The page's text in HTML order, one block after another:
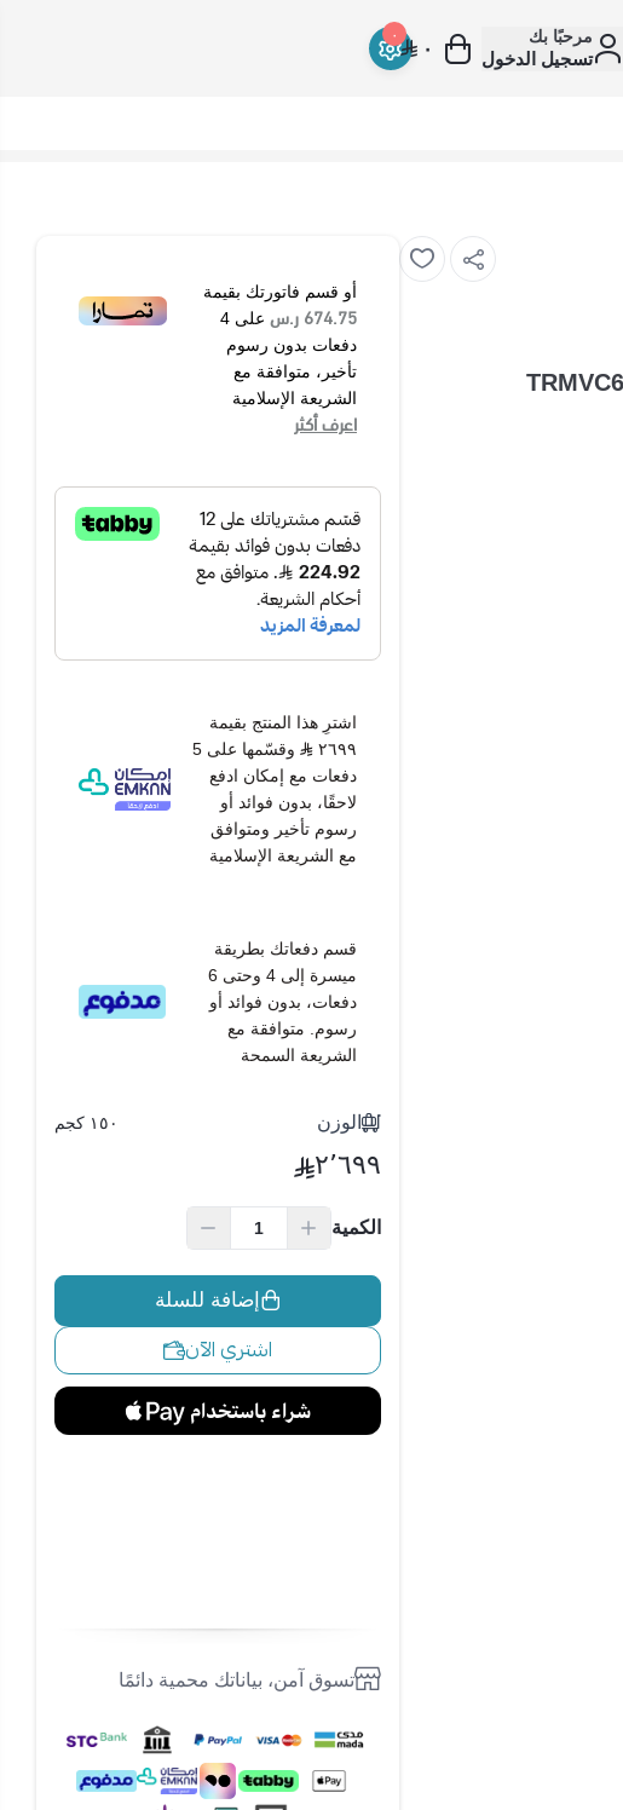
مرحبًا بك
تسجيل الدخول
٠
٠
أو قسم فاتورتك بقيمة
674.75 ر.س على 4
دفعات بدون رسوم
تأخير، متوافقة مع
الشريعة الإسلامية
اعرف أكثر
اشترِ هذا المنتج بقيمة
٢٦٩٩
وقسّمها على 5
دفعات مع إمكان ادفع
لاحقًا، بدون فوائد أو
رسوم تأخير ومتوافق
مع الشريعة الإسلامية
قسم دفعاتك بطريقة
ميسرة إلى 4 وحتى 6
دفعات، بدون فوائد أو
رسوم. متوافقة مع
الشريعة السمحة
الوزن ١٥٠ كجم
٢٬٦٩٩
الكمية
إضافة للسلة
اشتري الآن
تسوق آمن، بياناتك محمية دائمًا